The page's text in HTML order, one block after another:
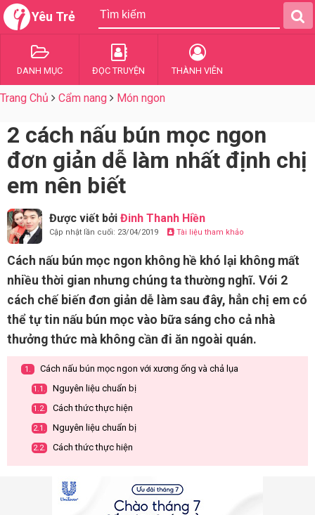
Yêu Trẻ
DANH MỤC ĐỌC TRUYỆN THÀNH VIÊN
Trang Chủ Cẩm nang Món ngon
2 cách nấu bún mọc ngon
đơn giản dễ làm nhất định chị
em nên biết
Được viết bởi Đinh Thanh Hiền
Cập nhật lần cuối: 23/04/2019 Tài liệu tham khảo
Cách nấu bún mọc ngon không hề khó lại không mất
nhiều thời gian nhưng chúng ta thường nghĩ. Với 2
cách chế biến đơn giản dễ làm sau đây, hẳn chị em có
thể tự tin nấu bún mọc vào bữa sáng cho cả nhà
thưởng thức mà không cần đi ăn ngoài quán.
1. Cách nấu bún mọc ngon với xương ống và chả lụa
1.1. Nguyên liệu chuẩn bị
1.2. Cách thức thực hiện
2.1. Nguyên liệu chuẩn bị
2.2. Cách thức thực hiện